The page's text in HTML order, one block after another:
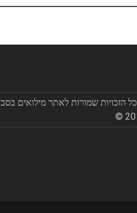
הזכויות שמורות לאתר מילואים